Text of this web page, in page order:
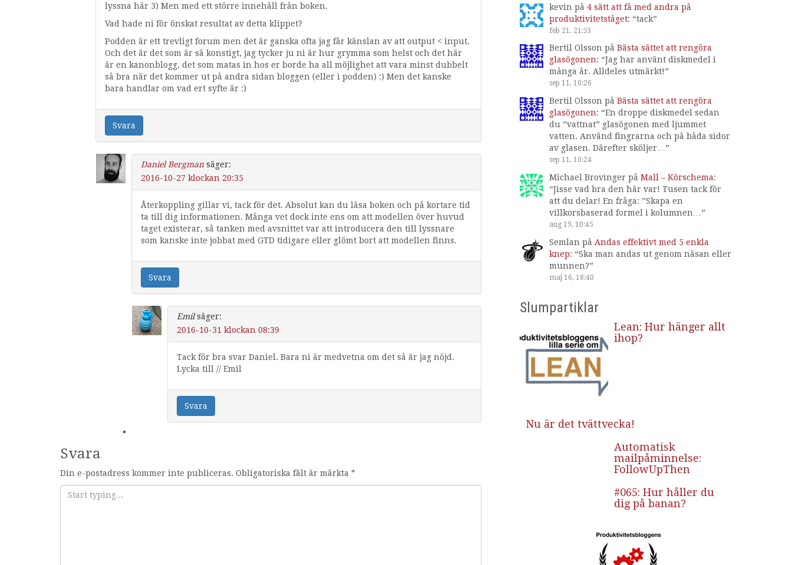
lyssna här 3) Men med ett större innehåll från boken.
Vad hade ni för önskat resultat av detta klippet?
Podden är ett trevligt forum men det är ganska ofta jag får känslan av att output < input.
Och det är det som är så konstigt, jag tycker ju ni är hur grymma som helst och det här
är en kanonblogg, det som matas in hos er borde ha all möjlighet att vara minst dubbelt
så bra när det kommer ut på andra sidan bloggen (eller i podden) :) Men det kanske
bara handlar om vad ert syfte är :)
Svara
Daniel Bergman säger:
2016-10-27 klockan 20:35
Återkoppling gillar vi, tack för det. Absolut kan du läsa boken och på kortare tid
ta till dig informationen. Många vet dock inte ens om att modellen över huvud
taget existerar, så tanken med avsnittet var att introducera den till lyssnare
som kanske inte jobbat med GTD tidigare eller glömt bort att modellen finns.
Svara
Emil säger:
2016-10-31 klockan 08:39
Tack för bra svar Daniel. Bara ni är medvetna om det så är jag nöjd.
Lycka till // Emil
Svara
Svara
Din e-postadress kommer inte publiceras. Obligatoriska fält är märkta *
kevin på 4 sätt att få med andra på
produktivitetståget: “tack”
feb 21, 21:53
Bertil Olsson på Bästa sättet att rengöra
glasögonen: “Jag har använt diskmedel i
många år. Alldeles utmärkt!”
sep 11, 10:26
Bertil Olsson på Bästa sättet att rengöra
glasögonen: “En droppe diskmedel sedan
du ”vattnat” glasögonen med ljummet
vatten. Använd fingrarna och på båda sidor
av glasen. Därefter sköljer…”
sep 11, 10:24
Michael Brovinger på Mall – Körschema:
“Jisse vad bra den här var! Tusen tack för
att du delar! En fråga: ”Skapa en
villkorsbaserad formel i kolumnen… ”
aug 19, 10:45
Semlan på Andas effektivt med 5 enkla
knep: “Ska man andas ut genom näsan eller
munnen?”
maj 16, 18:40
Slumpartiklar
Lean: Hur hänger allt
ihop?
Nu är det tvättvecka!
Automatisk
mailpåminnelse:
FollowUpThen
#065: Hur håller du
dig på banan?